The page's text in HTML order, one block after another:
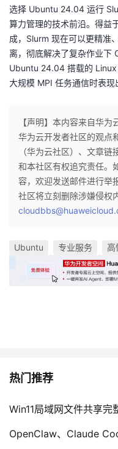
选择 Ubuntu 24.04 运行
算力管理的技术前沿。得益
成，Slurm 现在可以更精准
离，彻底解决了复杂作业下
Ubuntu 24.04 搭载的 Linux
大规模 MPI 任务通信时表现
【声明】本内容来自华
华为云开发者社区的观点
（华为云社区）、文章
和本社区有权追究责任。
容，欢迎发送邮件进行举
社区将立刻删除涉嫌侵权
Ubuntu 专业服务 高
热门推荐
Win11局域网文件共享
OpenClaw、Claude